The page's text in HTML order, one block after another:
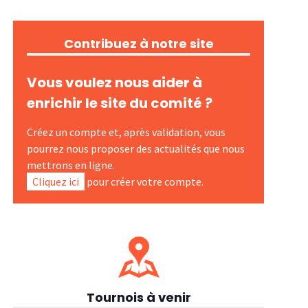
Contribuez à notre site
Vous voulez nous aider à
enrichir le site du comité ?
Créez un compte et, après validation, vous
pourrez nous proposer des actualités que nous
mettrons en ligne.
Cliquez ici
pour créer votre compte.
Tournois à venir